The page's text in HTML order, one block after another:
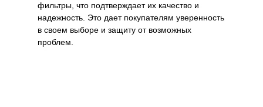
фильтры, что подтверждает их качество и
надежность. Это дает покупателям уверенность
в своем выборе и защиту от возможных
проблем.